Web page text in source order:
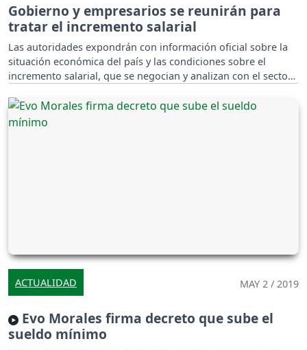
Gobierno y empresarios se reunirán para
tratar el incremento salarial
Las autoridades expondrán con información oficial sobre la
situación económica del país y las condiciones sobre el
incremento salarial, que se negocian y analizan con el sector
ACTUALIDAD MAY 2 / 2019
Evo Morales firma decreto que sube el
sueldo mínimo